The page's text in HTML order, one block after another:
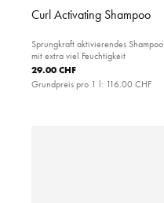
Curl Activating Shampoo
Sprungkraft aktivierendes Shampoo
mit extra viel Feuchtigkeit
29.00 CHF
Grundpreis pro 1 l: 116.00 CHF